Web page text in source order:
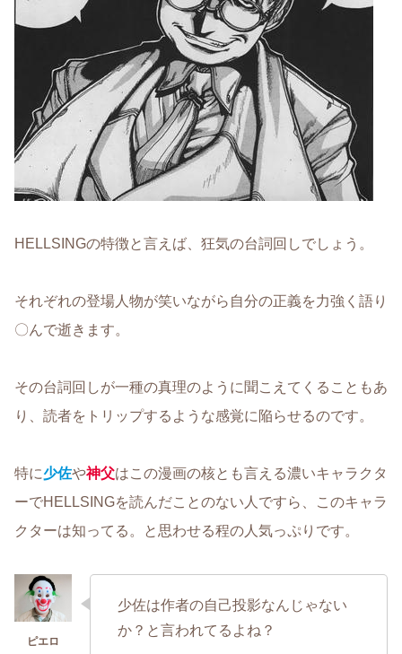
HELLSINGの特徴と言えば、狂気の台詞回しでしょう。
それぞれの登場人物が笑いながら自分の正義を力強く語り
〇んで逝きます。
その台詞回しが一種の真理のように聞こえてくることもあ
り、読者をトリップするような感覚に陥らせるのです。
特に少佐や神父はこの漫画の核とも言える濃いキャラクタ
ーでHELLSINGを読んだことのない人ですら、このキャラ
クターは知ってる。と思わせる程の人気っぷりです。
少佐は作者の自己投影なんじゃない
か？と言われてるよね？